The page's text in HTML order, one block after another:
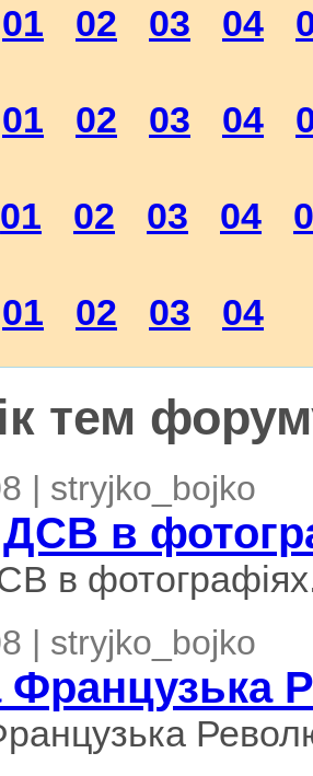
01 02 03 04
01 02 03 04
01 02 03 04
01 02 03 04
тем
| stryjko_bojko
ДСВ в
в
| stryjko_bojko
Французька